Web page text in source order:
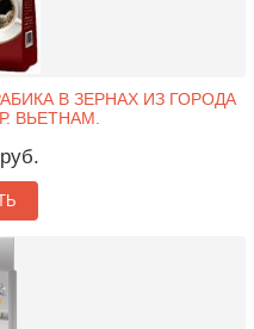
В ЗЕРНАХ ИЗ ГОРОДА
ВЬЕТНАМ.